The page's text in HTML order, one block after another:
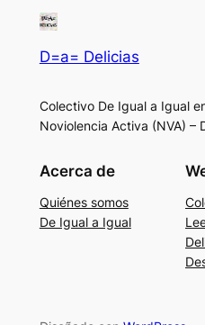
D=a= Delicias
Colectivo De Igual a Igual
Noviolencia Activa (NVA) –
Acerca de
Quiénes somos
De Igual a Igual